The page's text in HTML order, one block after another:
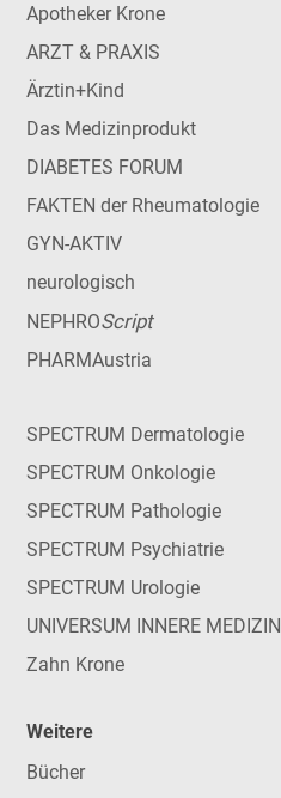
Apotheker Krone
ARZT & PRAXIS
Ärztin+Kind
Das Medizinprodukt
DIABETES FORUM
FAKTEN der Rheumatologie
GYN-AKTIV
neurologisch
NEPHROScript
PHARMAustria
SPECTRUM Dermatologie
SPECTRUM Onkologie
SPECTRUM Pathologie
SPECTRUM Psychiatrie
SPECTRUM Urologie
UNIVERSUM INNERE MEDIZIN
Zahn Krone
Weitere
Bücher